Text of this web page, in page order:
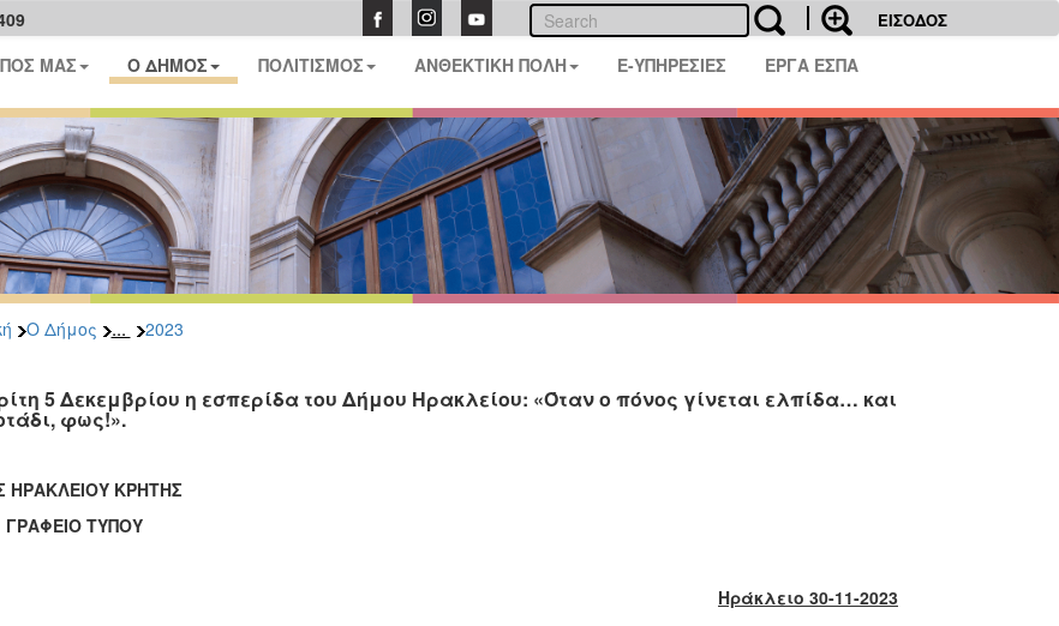
ΕΙΣΟΔΟΣ
ΜΑΣ Ο ΔΗΜΟΣ ΠΟΛΙΤΙΣΜΟΣ ΑΝΘΕΚΤΙΚΗ ΠΟΛΗ E-ΥΠΗΡΕΣΙΕΣ ΕΡΓΑ ΕΣΠΑ
Ο Δήμος ... 2023
5 Δεκεμβρίου η εσπερίδα του Δήμου Ηρακλείου: «Όταν ο πόνος γίνεται ελπίδα… και
φως!».
ΗΡΑΚΛΕΙΟΥ ΚΡΗΤΗΣ
ΤΥΠΟΥ
Ηράκλειο 30-11-2023